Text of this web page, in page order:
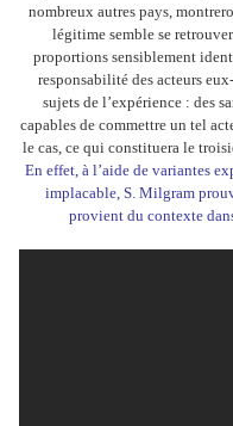
nombreux autres pays,
légitime semble se
proportions sensiblement
responsabilité des acteurs
sujets de l’expérience : des
capables de commettre un tel
le cas, ce qui constituera le
En effet, à l’aide de variantes
implacable, S. Milgram
provient du contexte